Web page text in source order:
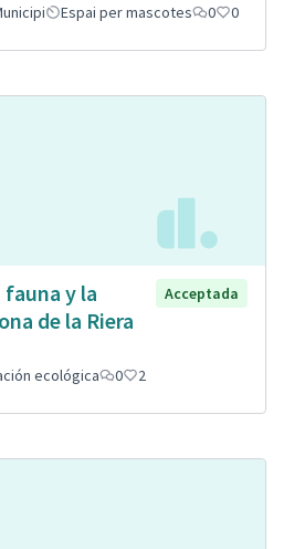
Espai per mascotes 0 0
fauna y la
de la Riera
Acceptada
ecológica 0 2